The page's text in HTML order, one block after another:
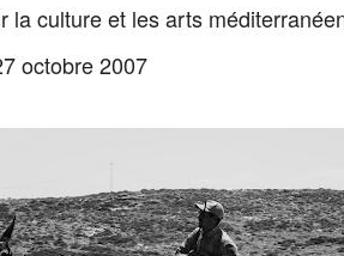
la culture et les arts
octobre 2007